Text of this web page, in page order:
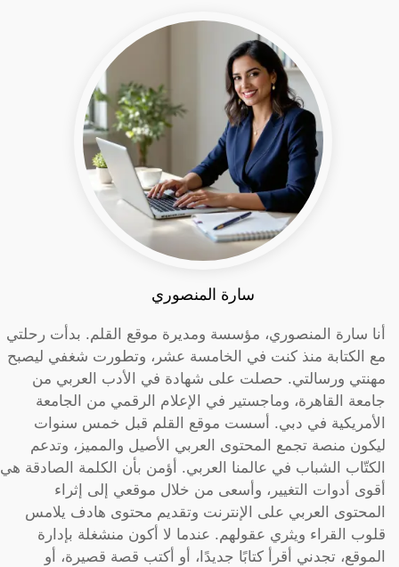
سارة المنصوري
أنا سارة المنصوري، مؤسسة ومديرة موقع القلم. بدأت رحلتي
مع الكتابة منذ كنت في الخامسة عشر، وتطورت شغفي ليصبح
مهنتي ورسالتي. حصلت على شهادة في الأدب العربي من
جامعة القاهرة، وماجستير في الإعلام الرقمي من الجامعة
الأمريكية في دبي. أسست موقع القلم قبل خمس سنوات
ليكون منصة تجمع المحتوى العربي الأصيل والمميز، وتدعم
الكتّاب الشباب في عالمنا العربي. أؤمن بأن الكلمة الصادقة هي
أقوى أدوات التغيير، وأسعى من خلال موقعي إلى إثراء
المحتوى العربي على الإنترنت وتقديم محتوى هادف يلامس
قلوب القراء ويثري عقولهم. عندما لا أكون منشغلة بإدارة
الموقع، تجدني أقرأ كتابًا جديدًا، أو أكتب قصة قصيرة، أو